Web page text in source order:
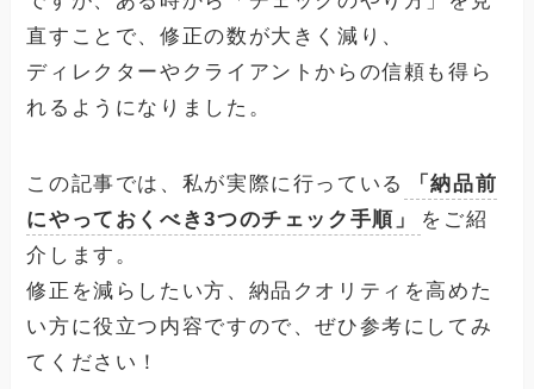
直すことで、修正の数が大きく減り、
ディレクターやクライアントからの信頼も得ら
れるようになりました。
この記事では、私が実際に行っている
「納品前
にやっておくべき3つのチェック手順」
をご紹
介します。
修正を減らしたい方、納品クオリティを高めた
い方に役立つ内容ですので、ぜひ参考にしてみ
てください！